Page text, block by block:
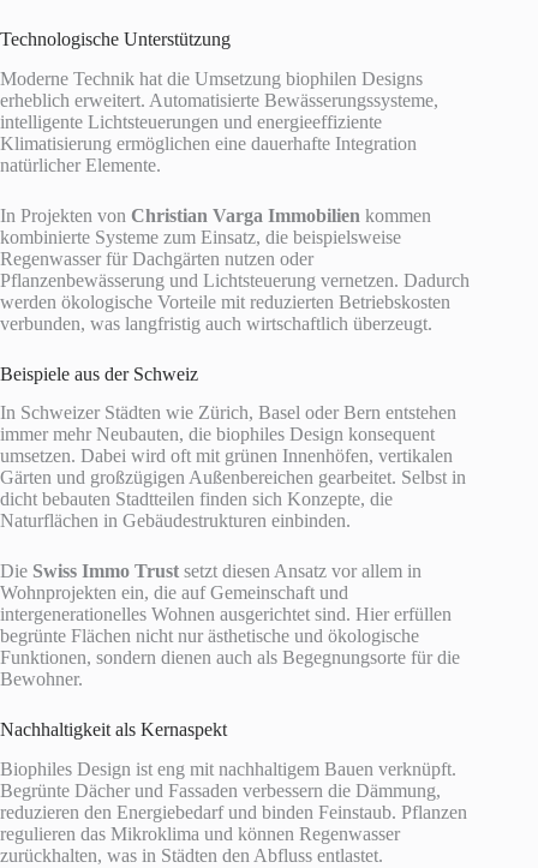
Technologische Unterstützung
Moderne Technik hat die Umsetzung biophilen Designs
erheblich erweitert. Automatisierte Bewässerungssysteme,
intelligente Lichtsteuerungen und energieeffiziente
Klimatisierung ermöglichen eine dauerhafte Integration
natürlicher Elemente.
In Projekten von Christian Varga Immobilien kommen
kombinierte Systeme zum Einsatz, die beispielsweise
Regenwasser für Dachgärten nutzen oder
Pflanzenbewässerung und Lichtsteuerung vernetzen. Dadurch
werden ökologische Vorteile mit reduzierten Betriebskosten
verbunden, was langfristig auch wirtschaftlich überzeugt.
Beispiele aus der Schweiz
In Schweizer Städten wie Zürich, Basel oder Bern entstehen
immer mehr Neubauten, die biophiles Design konsequent
umsetzen. Dabei wird oft mit grünen Innenhöfen, vertikalen
Gärten und großzügigen Außenbereichen gearbeitet. Selbst in
dicht bebauten Stadtteilen finden sich Konzepte, die
Naturflächen in Gebäudestrukturen einbinden.
Die Swiss Immo Trust setzt diesen Ansatz vor allem in
Wohnprojekten ein, die auf Gemeinschaft und
intergenerationelles Wohnen ausgerichtet sind. Hier erfüllen
begrünte Flächen nicht nur ästhetische und ökologische
Funktionen, sondern dienen auch als Begegnungsorte für die
Bewohner.
Nachhaltigkeit als Kernaspekt
Biophiles Design ist eng mit nachhaltigem Bauen verknüpft.
Begrünte Dächer und Fassaden verbessern die Dämmung,
reduzieren den Energiebedarf und binden Feinstaub. Pflanzen
regulieren das Mikroklima und können Regenwasser
zurückhalten, was in Städten den Abfluss entlastet.